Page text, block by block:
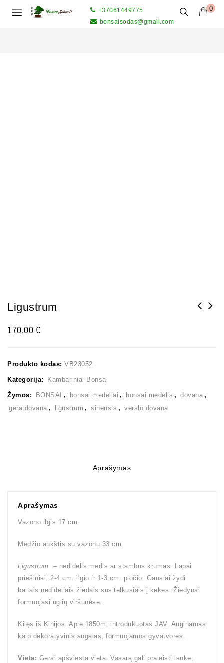
0
+37061449775
bonsaisodas@gmail.com
Ligustrum
170,00€
Produkto kodas: VB23052
Kategorija: Kambariniai Bonsai
Žymos: BONSAI , bonsai medeliai , bonsai medelis , dovana ,
gera dovana , ligustrum , sinensis , verslo dovana
Aprašymas
Aprašymas
Vazono ilgis 17 cm.
Medžio aukštis su vazonu 33 cm.
Ligustrum
– nedidelis medis ar stambus krūmas. Lapai
priešiniai. 2-4 cm. ilgio ir 1-3 cm. pločio. Gausiai žydi
baltais nedideliais žiedais susitelkusiais į kekes. Žiedynai
formuojasi ūglių viršūnėse.
Kilęs iš Kinijos. Apie 1850m. introdukuotas JAV. Auginamas
kaip dekoratyvinis augalas, formuojamos gyvatvorės.
Vieta: Gerai apšviesta vieta. Vasarą gali praleisti lauke,